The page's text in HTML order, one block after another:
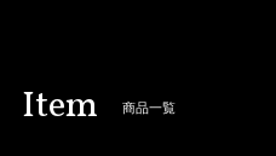
Item 商品一覧